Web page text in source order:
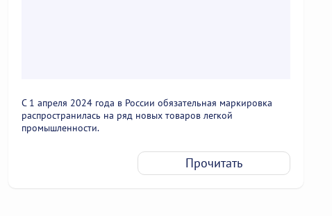
С 1 апреля 2024 года в России обязательная маркировка
распространилась на ряд новых товаров легкой
промышленности.
Прочитать